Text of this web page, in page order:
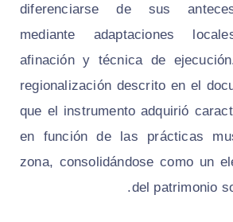
diferenciarse de sus
mediante adaptaciones
afinación y técnica de
regionalización descrito en el
que el instrumento adquirió
en función de las prácticas
zona, consolidándose como un
del patrimonio